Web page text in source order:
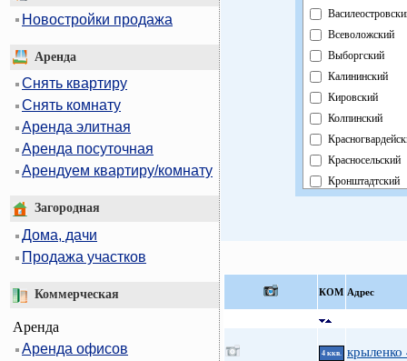
Новостройки продажа
Аренда
Снять квартиру
Снять комнату
Аренда элитная
Аренда посуточная
Арендуем квартиру/комнату
Загородная
Дома, дачи
Продажа участков
Коммерческая
Аренда
Аренда офисов
Всеволожский
Выборгский
Калининский
Кировский
Колпинский
Красносельский
Кронштадтский
Павловский
Петроградский
Приморский
КOМ Адрес
4 ккв. крыленко